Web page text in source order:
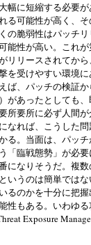
幅に短縮する必要
る可能性が高く、
の脆弱性はパッチ
能性が高い。これ
リリースされてか
を受けやすい環境
ば、パッチの検証
があったとしても
所要所に必ず人間
なれば、こうした問
る。当面は、パッ
臨戦態勢」が必要
になりそうだ。複
いうのは簡単では
るのかを十分に把
性もある。いわゆ
Exposure